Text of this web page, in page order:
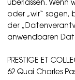
überlassen. Wenn
oder „wir“ sagen,
der
anwendbaren
PRESTIGE ET
62 Quai Charles